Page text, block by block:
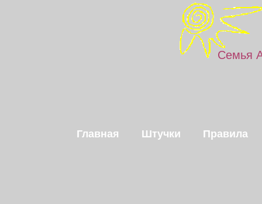
Семья
Главная Штучки Правила